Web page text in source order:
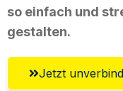
so einfach und
gestalten.
Jetzt